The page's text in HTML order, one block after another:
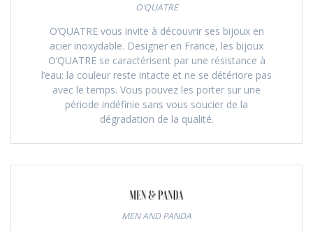
O’QUATRE
O’QUATRE vous invite à découvrir ses bijoux en
acier inoxydable. Designer en France, les bijoux
O’QUATRE se caractérisent par une résistance à
l’eau: la couleur reste intacte et ne se détériore pas
avec le temps. Vous pouvez les porter sur une
période indéfinie sans vous soucier de la
dégradation de la qualité.
MEN AND PANDA